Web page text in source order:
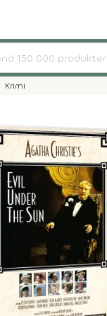
Krimi